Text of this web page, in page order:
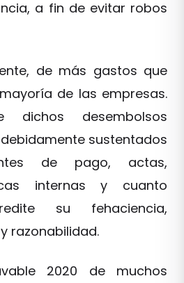
a fin de evitar robos
de más gastos que
de las empresas.
dichos desembolsos
sustentados
de pago, actas,
internas y cuanto
su fehaciencia,
razonabilidad.
2020 de muchos